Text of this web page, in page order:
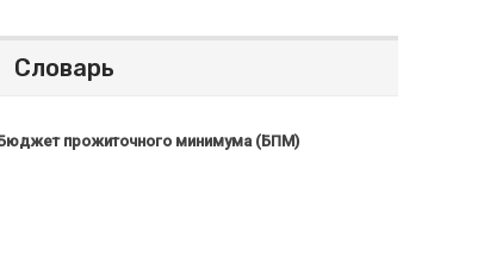
Словарь
Бюджет прожиточного минимума (БПМ)